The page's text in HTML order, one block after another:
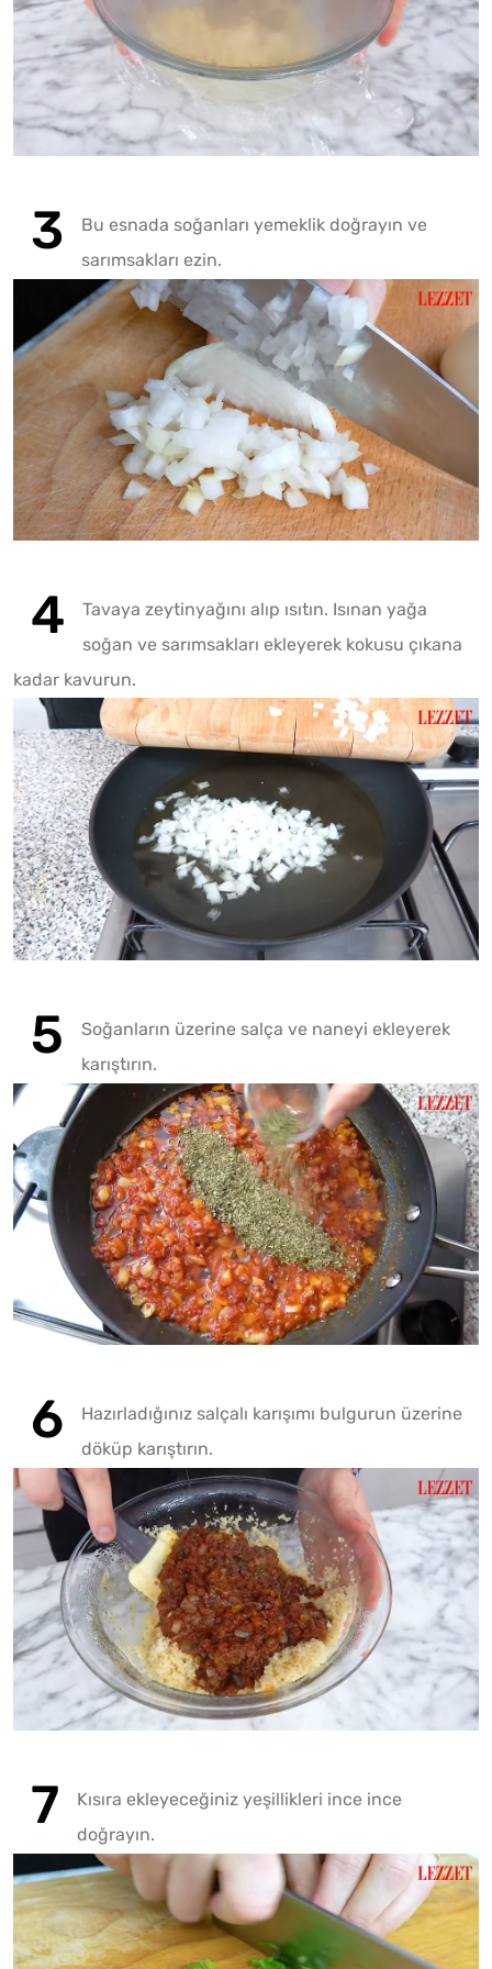
Play Mute
Play
Bu esnada soğanları yemeklik doğrayın ve
sarımsakları ezin.
Tavaya zeytinyağını alıp ısıtın. Isınan yağa
soğan ve sarımsakları ekleyerek kokusu çıkana
kadar kavurun.
Soğanların üzerine salça ve naneyi ekleyerek
karıştırın.
Hazırladığınız salçalı karışımı bulgurun üzerine
döküp karıştırın.
Kısıra ekleyeceğiniz yeşillikleri ince ince
doğrayın.